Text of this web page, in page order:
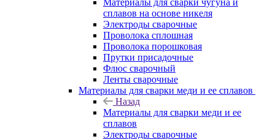
Материалы для сварки чугуна и
сплавов на основе никеля
Электроды сварочные
Проволока сплошная
Проволока порошковая
Прутки присадочные
Флюс сварочный
Ленты сварочные
Материалы для сварки меди и ее сплавов
Назад
Материалы для сварки меди и ее
сплавов
Электроды сварочные